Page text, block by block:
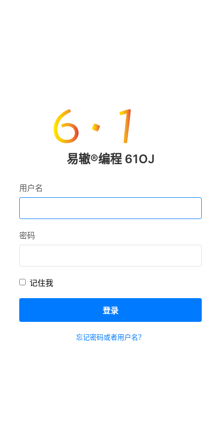
易辙®️编程 61OJ
用户名
密码
记住我
登录
忘记密码或者用户名？